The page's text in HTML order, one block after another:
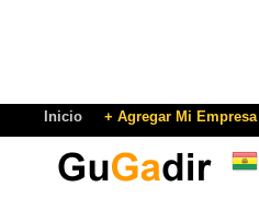
Inicio + Agregar Mi Empresa